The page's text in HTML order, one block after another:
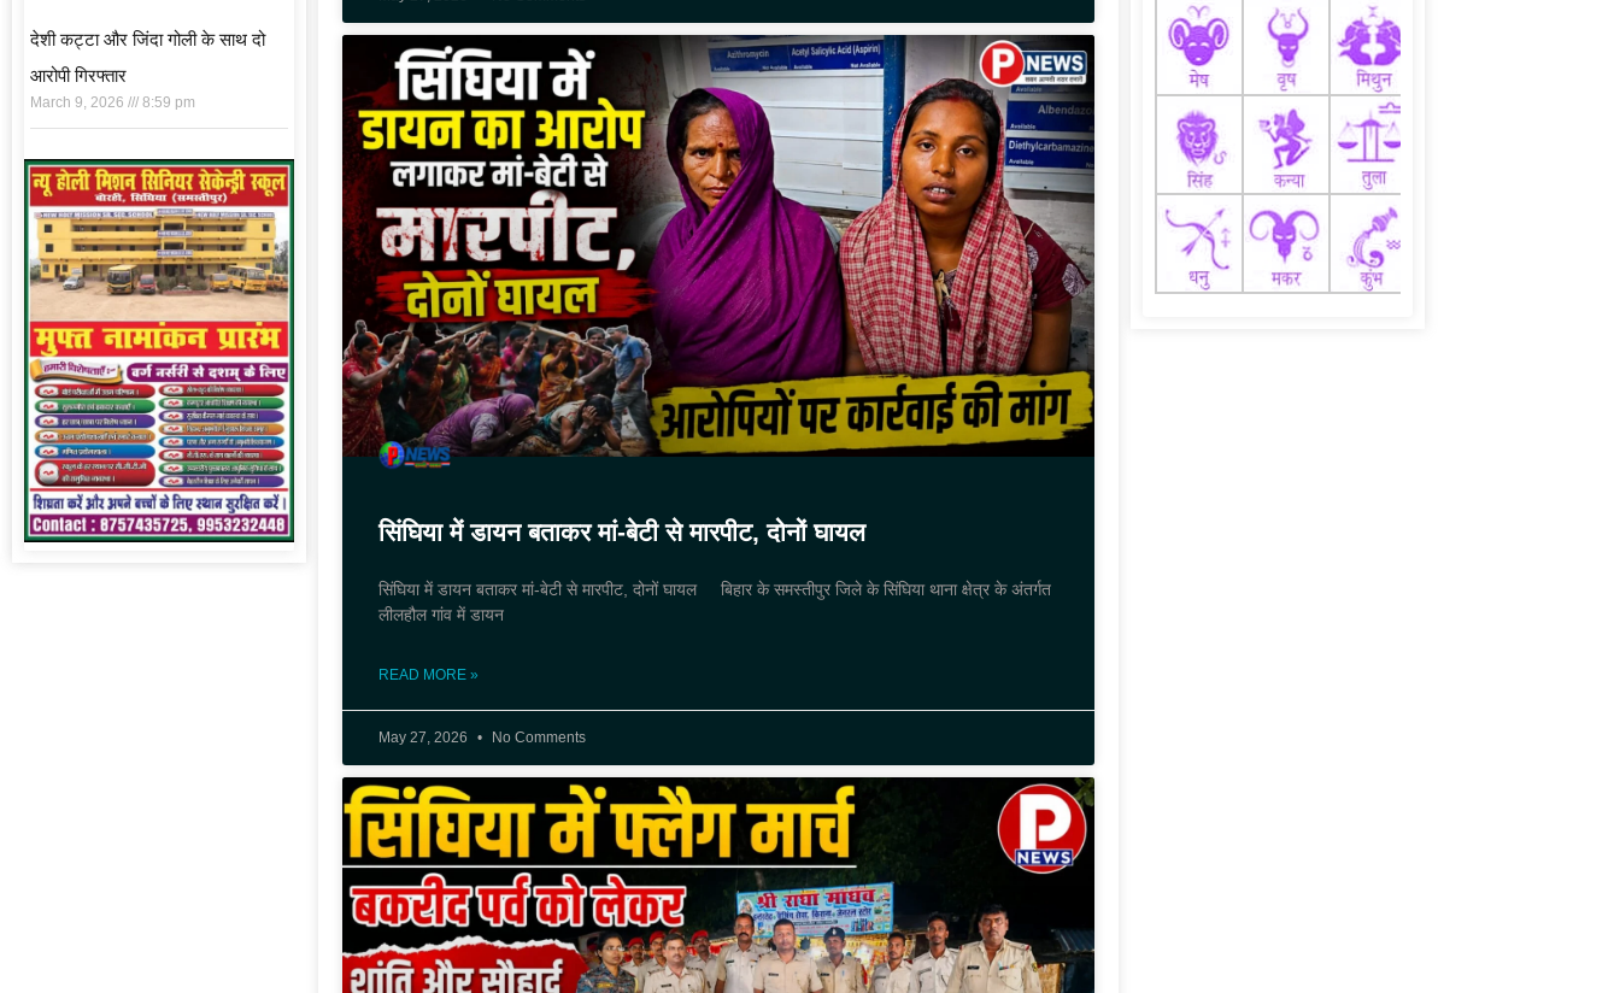
देशी कट्टा और जिंदा गोली के साथ दो
आरोपी गिरफ्तार
March 9, 2026 8:59 pm
सिंघिया में डायन बताकर मां-बेटी से मारपीट, दोनों घायल
सिंघिया में डायन बताकर मां-बेटी से मारपीट, दोनों घायल बिहार के समस्तीपुर जिले के सिंघिया थाना क्षेत्र के अंतर्गत
लीलहौल गांव में डायन
READ MORE »
May 27, 2026 No Comments